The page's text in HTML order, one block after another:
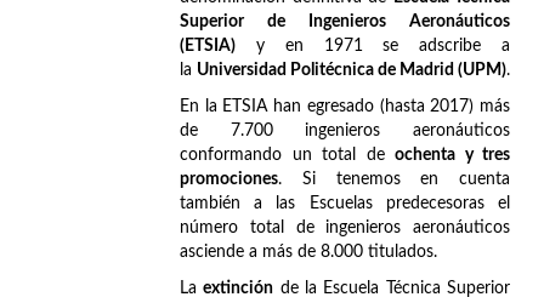
Superior de Ingenieros Aeronáuticos
(ETSIA) y en 1971 se adscribe a
la Universidad Politécnica de Madrid (UPM).
En la ETSIA han egresado (hasta 2017) más
de 7.700 ingenieros aeronáuticos
conformando un total de ochenta y tres
promociones. Si tenemos en cuenta
también a las Escuelas predecesoras el
número total de ingenieros aeronáuticos
asciende a más de 8.000 titulados.
Laextinción de la Escuela Técnica Superior